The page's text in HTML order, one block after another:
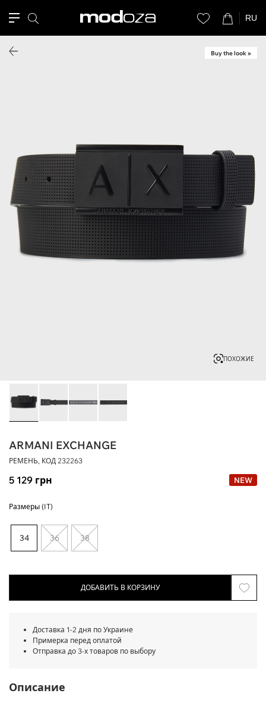
RU
Buy the look »
ПОХОЖИЕ
ARMANI EXCHANGE
РЕМЕНЬ, КОД 232263
5 129 грн NEW
Размеры (IT)
34 36 38
ДОБАВИТЬ В КОРЗИНУ
Доставка 1-2 дня по Украине
Примерка перед оплатой
Отправка до 3-х товаров по выбору
Описание